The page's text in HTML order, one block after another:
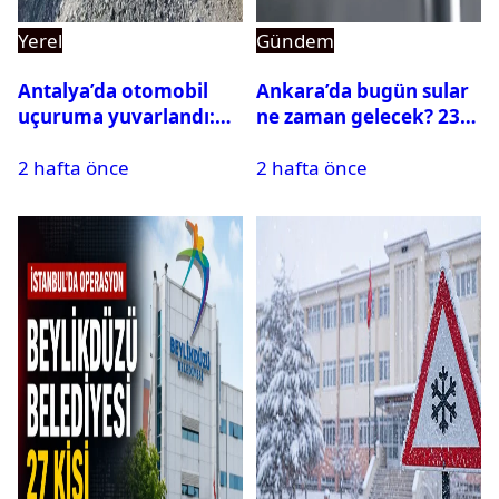
Yerel
Antalya’da otomobil
uçuruma yuvarlandı:
var
2 hafta önce
Gündem
Ankara’da bugün sular
ne zaman gelecek? 23
su kesintisi sorgulama
2 hafta önce